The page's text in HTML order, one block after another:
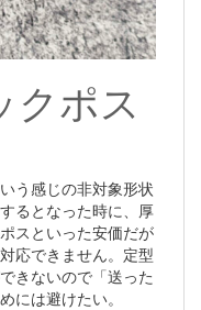
クポス
う感じの非対象形状
るとなった時に、厚
スといった安価だが
応できません。定型
きないので「送った
には避けたい。